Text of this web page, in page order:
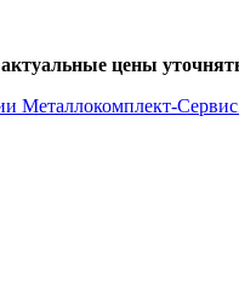
цены